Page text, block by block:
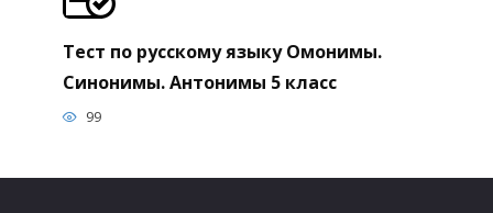
Тест по русскому языку Омонимы.
Синонимы. Антонимы 5 класс
99